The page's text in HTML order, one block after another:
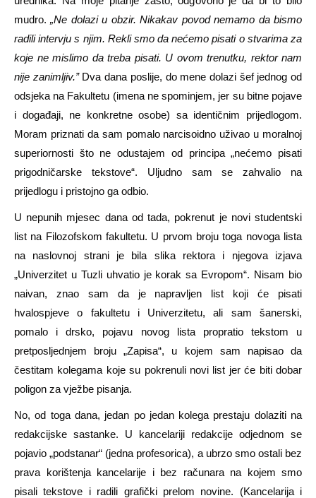
mudro.„Ne dolazi u obzir. Nikakav povod nemamo da bismo
radili intervju s njim. Rekli smo da nećemo pisati o stvarima za
koje ne mislimo da treba pisati. U ovom trenutku, rektor nam
nije zanimljiv.”Dva dana poslije, do mene dolazi šef jednog od
odsjeka na Fakultetu (imena ne spominjem, jer su bitne pojave
i događaji, ne konkretne osobe) sa identičnim prijedlogom.
Moram priznati da sam pomalo narcisoidno uživao u moralnoj
superiornosti što ne odustajem od principa „nećemo pisati
prigodničarske tekstove“. Uljudno sam se zahvalio na
prijedlogu i pristojno ga odbio.
U nepunih mjesec dana od tada, pokrenut je novi studentski
list na Filozofskom fakultetu. U prvom broju toga novoga lista
na naslovnoj strani je bila slika rektora i njegova izjava
„Univerzitet u Tuzli uhvatio je korak sa Evropom“. Nisam bio
naivan, znao sam da je napravljen list koji će pisati
hvalospjeve o fakultetu i Univerzitetu, ali sam šanerski,
pomalo i drsko, pojavu novog lista propratio tekstom u
pretposljednjem broju „Zapisa“, u kojem sam napisao da
čestitam kolegama koje su pokrenuli novi list jer će biti dobar
poligon za vježbe pisanja.
No, od toga dana, jedan po jedan kolega prestaju dolaziti na
redakcijske sastanke. U kancelariji redakcije odjednom se
pojavio „podstanar“ (jedna profesorica), a ubrzo smo ostali bez
prava korištenja kancelarije i bez računara na kojem smo
pisali tekstove i radili grafički prelom novine. (Kancelarija i